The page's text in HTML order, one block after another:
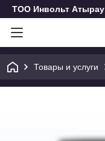
ТОО Инвольт Атырау
Товары и услуги